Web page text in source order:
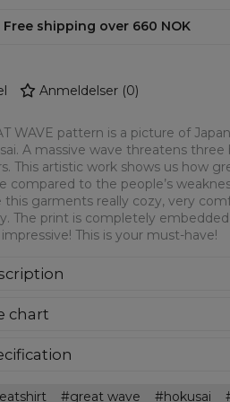
Free shipping over 660 NOK
Anmeldelser(0)
WAVE pattern is a picture of
A massive wave threatens three
This artistic work shows us how
compared to the people’s
this garments really cozy, very
The print is completely
This is your must-have!
z wysokiej jakości nadrukiem z
Trwałe, wzmocnione szwy są
chart
great wave hokusai